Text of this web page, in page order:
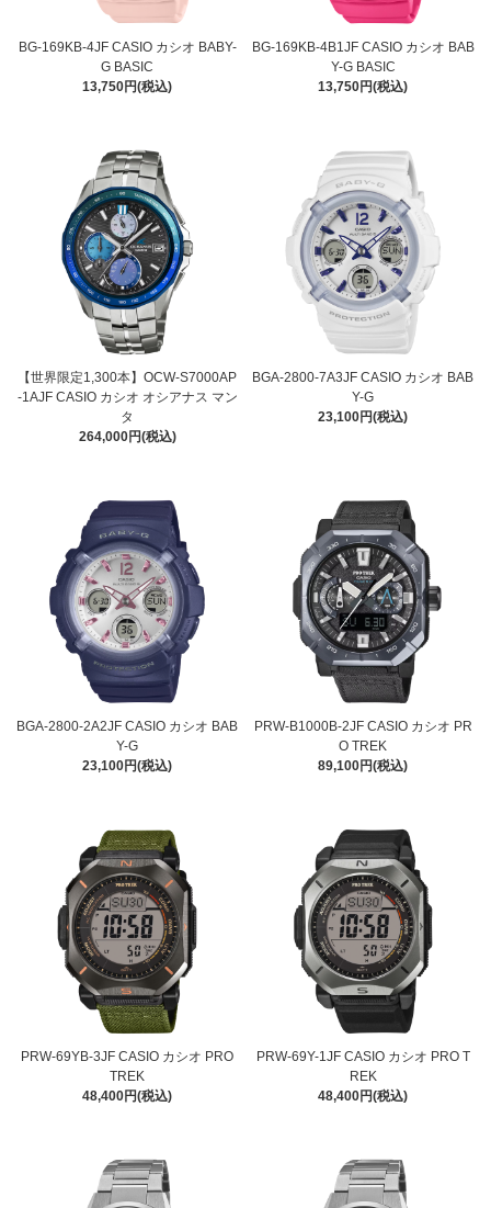
BG-169KB-4JF CASIO カシオ BABY-
G BASIC
13,750円(税込)
BG-169KB-4B1JF CASIO カシオ BAB
Y-G BASIC
13,750円(税込)
【世界限定1,300本】OCW-S7000AP
-1AJF CASIO カシオ オシアナス マン
タ
264,000円(税込)
BGA-2800-7A3JF CASIO カシオ BAB
Y-G
23,100円(税込)
BGA-2800-2A2JF CASIO カシオ BAB
Y-G
23,100円(税込)
PRW-B1000B-2JF CASIO カシオ PR
O TREK
89,100円(税込)
PRW-69YB-3JF CASIO カシオ PRO
TREK
48,400円(税込)
PRW-69Y-1JF CASIO カシオ PRO T
REK
48,400円(税込)